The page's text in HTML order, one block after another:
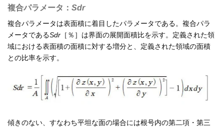
複合パラメータ： Sdr
複合パラメータは表面積に着目したパラメータである。複合パラ
メータであるSdr ［％］は界面の展開面積比を示す。定義された領
域における表面積の面積に対する増分と、定義された領域の面積
との比率を示す。
傾きのない、すなわち平坦な面の場合には根号内の第二項・第三